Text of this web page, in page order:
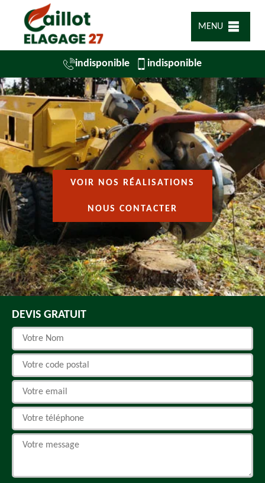
MENU
indisponible indisponible
VOIR NOS RÉALISATIONS
NOUS CONTACTER
DEVIS GRATUIT